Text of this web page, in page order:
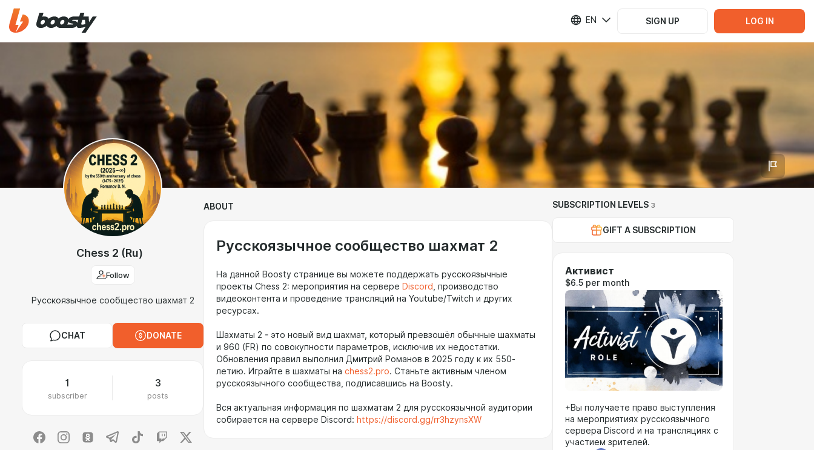
EN SIGN UP LOG IN
Chess 2 (Ru)
Follow
Русскоязычное сообщество шахмат 2
CHAT DONATE
1
subscriber
3
posts
ABOUT
Русскоязычное сообщество шахмат 2
На данной Boosty странице вы можете поддержать русскоязычные
проекты Chess 2: мероприятия на сервере Discord, производство
видеоконтента и проведение трансляций на Youtube/Twitch и других
ресурсах.
Шахматы 2 - это новый вид шахмат, который превзошёл обычные шахматы
и 960 (FR) по совокупности параметров, исключив их недостатки.
Обновления правил выполнил Дмитрий Романов в 2025 году к их 550-
летию. Играйте в шахматы на chess2.pro. Станьте активным членом
русскоязычного сообщества, подписавшись на Boosty.
Вся актуальная информация по шахматам 2 для русскоязычной аудитории
собирается на сервере Discord: https://discord.gg/rr3hzynsXW
SUBSCRIPTION LEVELS 3
GIFT A SUBSCRIPTION
Активист
$6.5 per month
+Вы получаете право выступления
на мероприятиях русскоязычного
сервера Discord и на трансляциях с
участием зрителей.